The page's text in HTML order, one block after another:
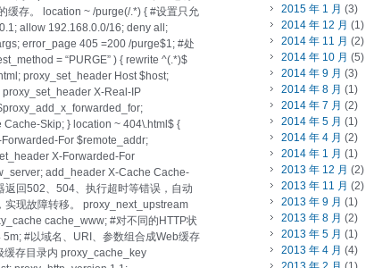
缓存。 location ~ /purge(/.*) { #设置只允
allow 192.168.0.0/16; deny all;
error_page 405 =200 /purge$1; #处
= “PURGE” ) { rewrite ^(.*)$
proxy_set_header Host $host;
X-Real-IP
Skip; } location ~ 404\.html$ {
For $remote_addr;
X-Forwarded-For
add_header X-Cache Cache-
回502、504、执行超时等错误，自动
实现故障转移。 proxy_next_upstream
cache_www; #对不同的HTTP状
#以域名、URI、参数组合成Web缓存
缓存目录内 proxy_cache_key
2015 年 1 月 (3)
2014 年 12 月 (1)
2014 年 11 月 (2)
2014 年 10 月 (5)
2014 年 9 月 (3)
2014 年 8 月 (1)
2014 年 7 月 (2)
2014 年 5 月 (1)
2014 年 4 月 (2)
2014 年 1 月 (1)
2013 年 12 月 (2)
2013 年 11 月 (2)
2013 年 9 月 (1)
2013 年 8 月 (2)
2013 年 5 月 (1)
2013 年 4 月 (4)